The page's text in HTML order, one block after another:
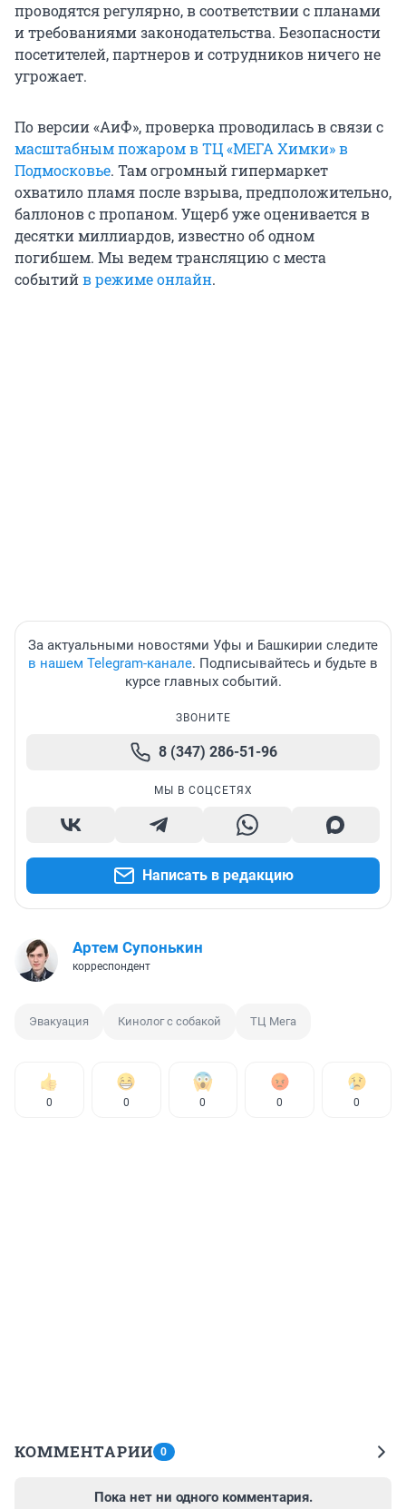
проводятся регулярно, в соответствии с планами
и требованиями законодательства. Безопасности
посетителей, партнеров и сотрудников ничего не
угрожает.
По версии «АиФ», проверка проводилась в связи с
масштабным пожаром в ТЦ «МЕГА Химки» в
Подмосковье. Там огромный гипермаркет
охватило пламя после взрыва, предположительно,
баллонов с пропаном. Ущерб уже оценивается в
десятки миллиардов, известно об одном
погибшем. Мы ведем трансляцию с места
событийв режиме онлайн.
За актуальными новостями Уфы и Башкирии следите
в нашем Telegram-канале. Подписывайтесь и будьте в
курсе главных событий.
ЗВОНИТЕ
8 (347) 286-51-96
МЫ В СОЦСЕТЯХ
Написать в редакцию
Артем Супонькин
корреспондент
Эвакуация Кинолог с собакой ТЦ Мега
0 0 0 0 0
КОММЕНТАРИИ 0
Пока нет ни одного комментария.